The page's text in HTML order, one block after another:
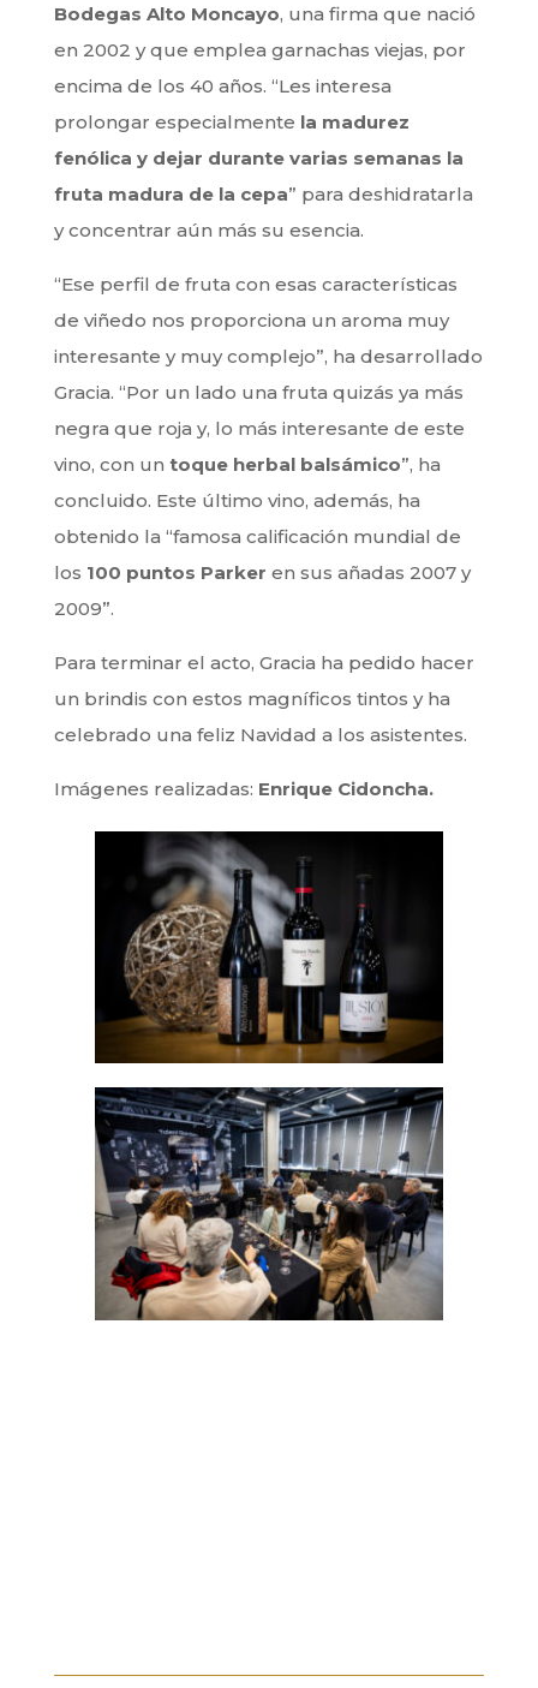
Bodegas Alto Moncayo, una firma que nació
en 2002 y que emplea garnachas viejas, por
encima de los 40 años. “Les interesa
prolongar especialmente la madurez
fenólica y dejar durante varias semanas la
fruta madura de la cepa” para deshidratarla
y concentrar aún más su esencia.
“Ese perfil de fruta con esas características
de viñedo nos proporciona un aroma muy
interesante y muy complejo”, ha desarrollado
Gracia. “Por un lado una fruta quizás ya más
negra que roja y, lo más interesante de este
vino, con un toque herbal balsámico”, ha
concluido. Este último vino, además, ha
obtenido la “famosa calificación mundial de
los 100 puntos Parker en sus añadas 2007 y
2009”.
Para terminar el acto, Gracia ha pedido hacer
un brindis con estos magníficos tintos y ha
celebrado una feliz Navidad a los asistentes.
Imágenes realizadas: Enrique Cidoncha.